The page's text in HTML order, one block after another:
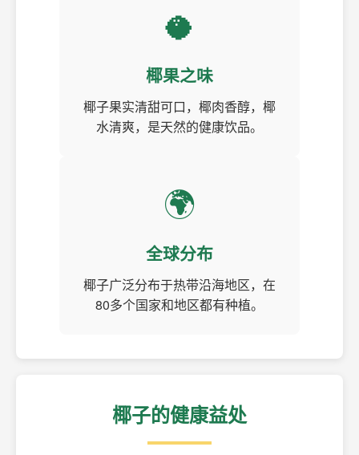
🥥
椰果之味
椰子果实清甜可口，椰肉香醇，椰
水清爽，是天然的健康饮品。
🌍
全球分布
椰子广泛分布于热带沿海地区，在
80多个国家和地区都有种植。
椰子的健康益处